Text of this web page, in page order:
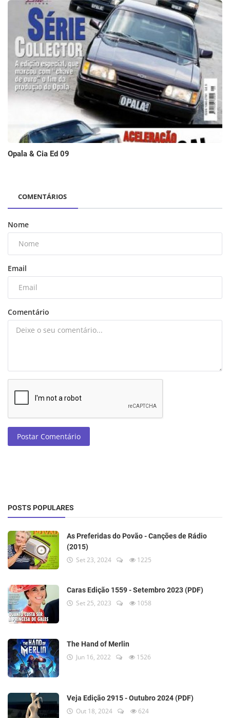
Opala & Cia Ed 09
COMENTÁRIOS
Nome
Email
Comentário
Postar Comentário
POSTS POPULARES
As Preferidas do Povão - Canções de Rádio
(2015)
Set 23, 2024 1225
Caras Edição 1559 - Setembro 2023 (PDF)
Set 25, 2023 1058
The Hand of Merlin
Jun 16, 2022 1526
Veja Edição 2915 - Outubro 2024 (PDF)
Out 18, 2024 624